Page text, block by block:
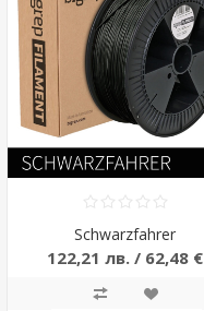
Schwarzfahrer
122,21 лв. / 62,48 €